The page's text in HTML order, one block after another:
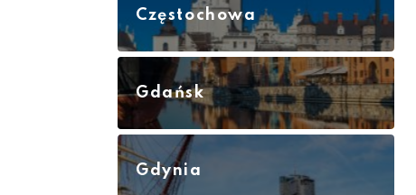
Częstochowa
Gdańsk
Gdynia